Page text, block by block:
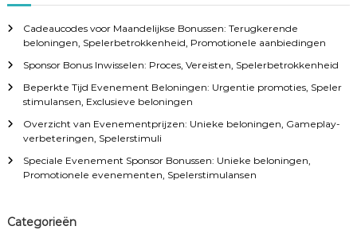
Cadeaucodes voor Maandelijkse Bonussen: Terugkerende
beloningen, Spelerbetrokkenheid, Promotionele aanbiedingen
Sponsor Bonus Inwisselen: Proces, Vereisten, Spelerbetrokkenheid
Beperkte Tijd Evenement Beloningen: Urgentie promoties, Speler
stimulansen, Exclusieve beloningen
Overzicht van Evenementprijzen: Unieke beloningen, Gameplay-
verbeteringen, Spelerstimuli
Speciale Evenement Sponsor Bonussen: Unieke beloningen,
Promotionele evenementen, Spelerstimulansen
Categorieën